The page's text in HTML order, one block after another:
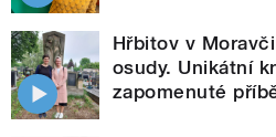
Hřbitov v
osudy. Unikátní
zapomenuté